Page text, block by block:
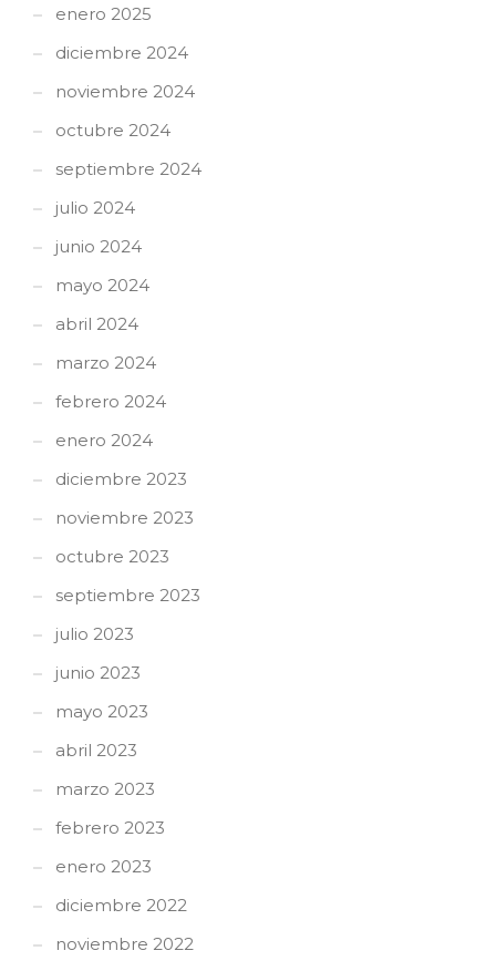
enero 2025
diciembre 2024
noviembre 2024
octubre 2024
septiembre 2024
julio 2024
junio 2024
mayo 2024
abril 2024
marzo 2024
febrero 2024
enero 2024
diciembre 2023
noviembre 2023
octubre 2023
septiembre 2023
julio 2023
junio 2023
mayo 2023
abril 2023
marzo 2023
febrero 2023
enero 2023
diciembre 2022
noviembre 2022